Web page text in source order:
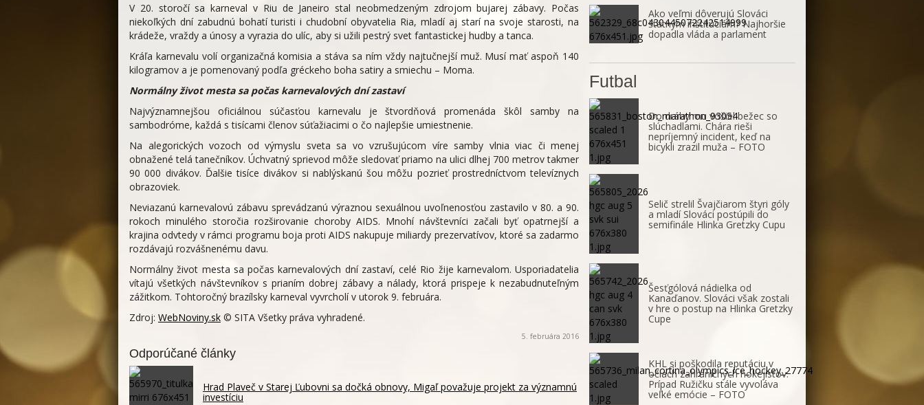
V 20. storočí sa karneval v Riu de Janeiro stal neobmedzeným zdrojom bujarej zábavy. Počas
niekoľkých dní zabudnú bohatí turisti i chudobní obyvatelia Ria, mladí aj starí na svoje starosti, na
krádeže, vraždy a únosy a vyrazia do ulíc, aby si užili pestrý svet fantastickej hudby a tanca.
Kráľa karnevalu volí organizačná komisia a stáva sa ním vždy najtučnejší muž. Musí mať aspoň 140
kilogramov a je pomenovaný podľa gréckeho boha satiry a smiechu – Moma.
Normálny život mesta sa počas karnevalových dní zastaví
Najvýznamnejšou oficiálnou súčasťou karnevalu je štvordňová promenáda škôl samby na
sambodróme, každá s tisícami členov súťažiacimi o čo najlepšie umiestnenie.
Na alegorických vozoch od výmyslu sveta sa vo vzrušujúcom víre samby vlnia viac či menej
obnažené telá tanečníkov. Úchvatný sprievod môže sledovať priamo na ulici dlhej 700 metrov takmer
90 000 divákov. Ďalšie tisíce divákov si nablýskanú šou môžu pozrieť prostredníctvom televíznych
obrazoviek.
Neviazanú karnevalovú zábavu sprevádzanú výraznou sexuálnou uvoľnenosťou zastavilo v 80. a 90.
rokoch minulého storočia rozširovanie choroby AIDS. Mnohí návštevníci začali byť opatrnejší a
krajina odvtedy v rámci programu boja proti AIDS nakupuje miliardy prezervatívov, ktoré sa zadarmo
rozdávajú rozvášnenému davu.
Normálny život mesta sa počas karnevalových dní zastaví, celé Rio žije karnevalom. Usporiadatelia
vítajú všetkých návštevníkov s prianím dobrej zábavy a nálady, ktorá prispeje k nezabudnuteľným
zážitkom. Tohtoročný brazílsky karneval vyvrcholí v utorok 9. februára.
Zdroj: WebNoviny.sk © SITA Všetky práva vyhradené.
5. februára 2016
Odporúčané články
Hrad Plaveč v Starej Ľubovni sa dočká obnovy, Migaľ považuje projekt za významnú
investíciu
Ako veľmi dôverujú Slováci
štátnym inštitúciám? Najhoršie
dopadla vláda a parlament
Futbal
Do dráhy mu vošiel bežec so
slúchadlami. Chára rieši
nepríjemný incident, keď na
bicykli zrazil muža – FOTO
Selič strelil Švajčiarom štyri góly
a mladí Slováci postúpili do
semifinále Hlinka Gretzky Cupu
Šesťgólová nádielka od
Kanaďanov. Slováci však zostali
v hre o postup na Hlinka Gretzky
Cupe
KHL si poškodila reputáciu v
očiach zahraničných hokejistov.
Prípad Ružičku stále vyvoláva
veľké emócie – FOTO